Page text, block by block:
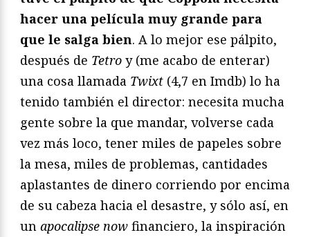
hacer una película muy grande para
que le salga bien. A lo mejor ese pálpito,
después de Tetro y (me acabo de enterar)
una cosa llamada Twixt (4,7 en Imdb) lo ha
tenido también el director: necesita mucha
gente sobre la que mandar, volverse cada
vez más loco, tener miles de papeles sobre
la mesa, miles de problemas, cantidades
aplastantes de dinero corriendo por encima
de su cabeza hacia el desastre, y sólo así, en
un apocalipse now financiero, la inspiración